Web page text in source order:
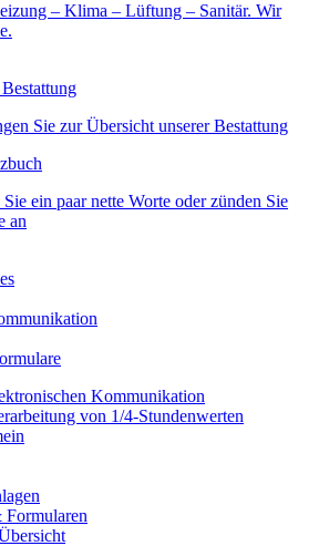
– Klima – Lüftung – Sanitär. Wir
Sie zur Übersicht unserer Bestattung
Sie ein paar nette Worte oder zünden Sie
an
Kommunikation
von 1/4-Stundenwerten